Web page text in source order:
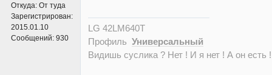
Откуда: От туда
Зарегистрирован:
2015.01.10
Сообщений: 930
LG 42LM640T
Профиль Универсальный
Видишь суслика ? Нет ! И я нет ! А он есть